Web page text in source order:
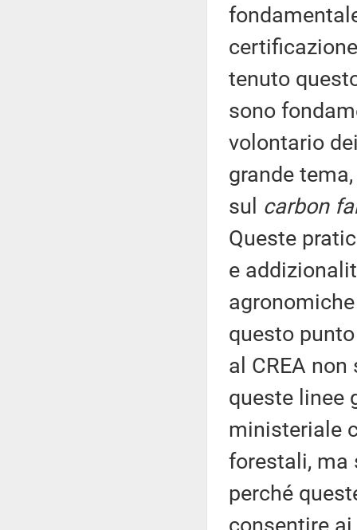
tenuto
sono
volontario
grande
sul carbon
Queste
e
questo
al CREA
queste linee
ministeriale
forestali, ma
perché